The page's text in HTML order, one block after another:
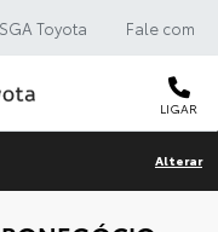
Toyota Fale com a
LIGAR
Alterar